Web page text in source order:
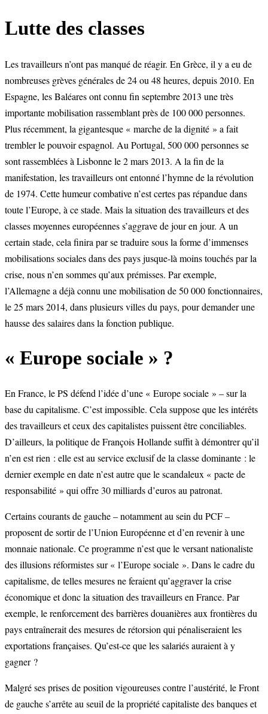
Lutte des classes
Les travailleurs n’ont pas manqué de réagir. En Grèce, il y a eu de
nombreuses grèves générales de 24 ou 48 heures, depuis 2010. En
Espagne, les Baléares ont connu fin septembre 2013 une très
importante mobilisation rassemblant près de 100 000 personnes.
Plus récemment, la gigantesque « marche de la dignité » a fait
trembler le pouvoir espagnol. Au Portugal, 500 000 personnes se
sont rassemblées à Lisbonne le 2 mars 2013. A la fin de la
manifestation, les travailleurs ont entonné l’hymne de la révolution
de 1974. Cette humeur combative n’est certes pas répandue dans
toute l’Europe, à ce stade. Mais la situation des travailleurs et des
classes moyennes européennes s’aggrave de jour en jour. A un
certain stade, cela finira par se traduire sous la forme d’immenses
mobilisations sociales dans des pays jusque-là moins touchés par la
crise, nous n’en sommes qu’aux prémisses. Par exemple,
l’Allemagne a déjà connu une mobilisation de 50 000 fonctionnaires,
le 25 mars 2014, dans plusieurs villes du pays, pour demander une
hausse des salaires dans la fonction publique.
« Europe sociale » ?
En France, le PS défend l’idée d’une « Europe sociale » – sur la
base du capitalisme. C’est impossible. Cela suppose que les intérêts
des travailleurs et ceux des capitalistes puissent être conciliables.
D’ailleurs, la politique de François Hollande suffit à démontrer qu’il
n’en est rien : elle est au service exclusif de la classe dominante : le
dernier exemple en date n’est autre que le scandaleux « pacte de
responsabilité » qui offre 30 milliards d’euros au patronat.
Certains courants de gauche – notamment au sein du PCF –
proposent de sortir de l’Union Européenne et d’en revenir à une
monnaie nationale. Ce programme n’est que le versant nationaliste
des illusions réformistes sur « l’Europe sociale ». Dans le cadre du
capitalisme, de telles mesures ne feraient qu’aggraver la crise
économique et donc la situation des travailleurs en France. Par
exemple, le renforcement des barrières douanières aux frontières du
pays entraînerait des mesures de rétorsion qui pénaliseraient les
exportations françaises. Qu’est-ce que les salariés auraient à y
gagner ?
Malgré ses prises de position vigoureuses contre l’austérité, le Front
de gauche s’arrête au seuil de la propriété capitaliste des banques et